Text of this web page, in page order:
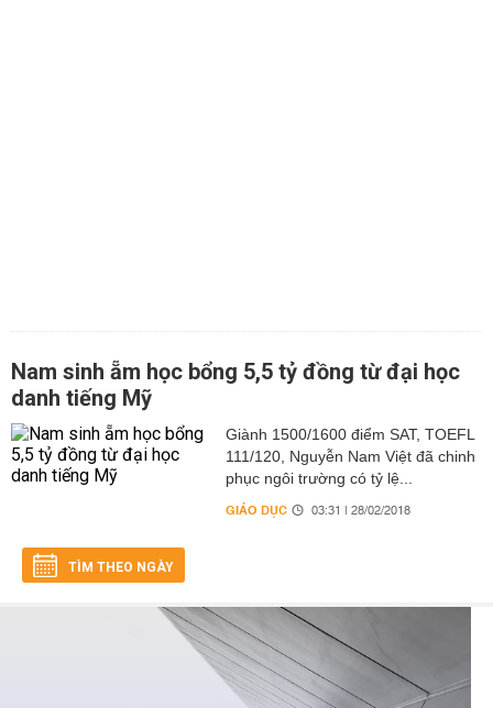
Nam sinh ẵm học bổng 5,5 tỷ đồng từ đại học
danh tiếng Mỹ
Giành 1500/1600 điểm SAT, TOEFL
111/120, Nguyễn Nam Việt đã chinh
phục ngôi trường có tỷ lệ...
GIÁO DỤC 03:31 | 28/02/2018
TÌM THEO NGÀY